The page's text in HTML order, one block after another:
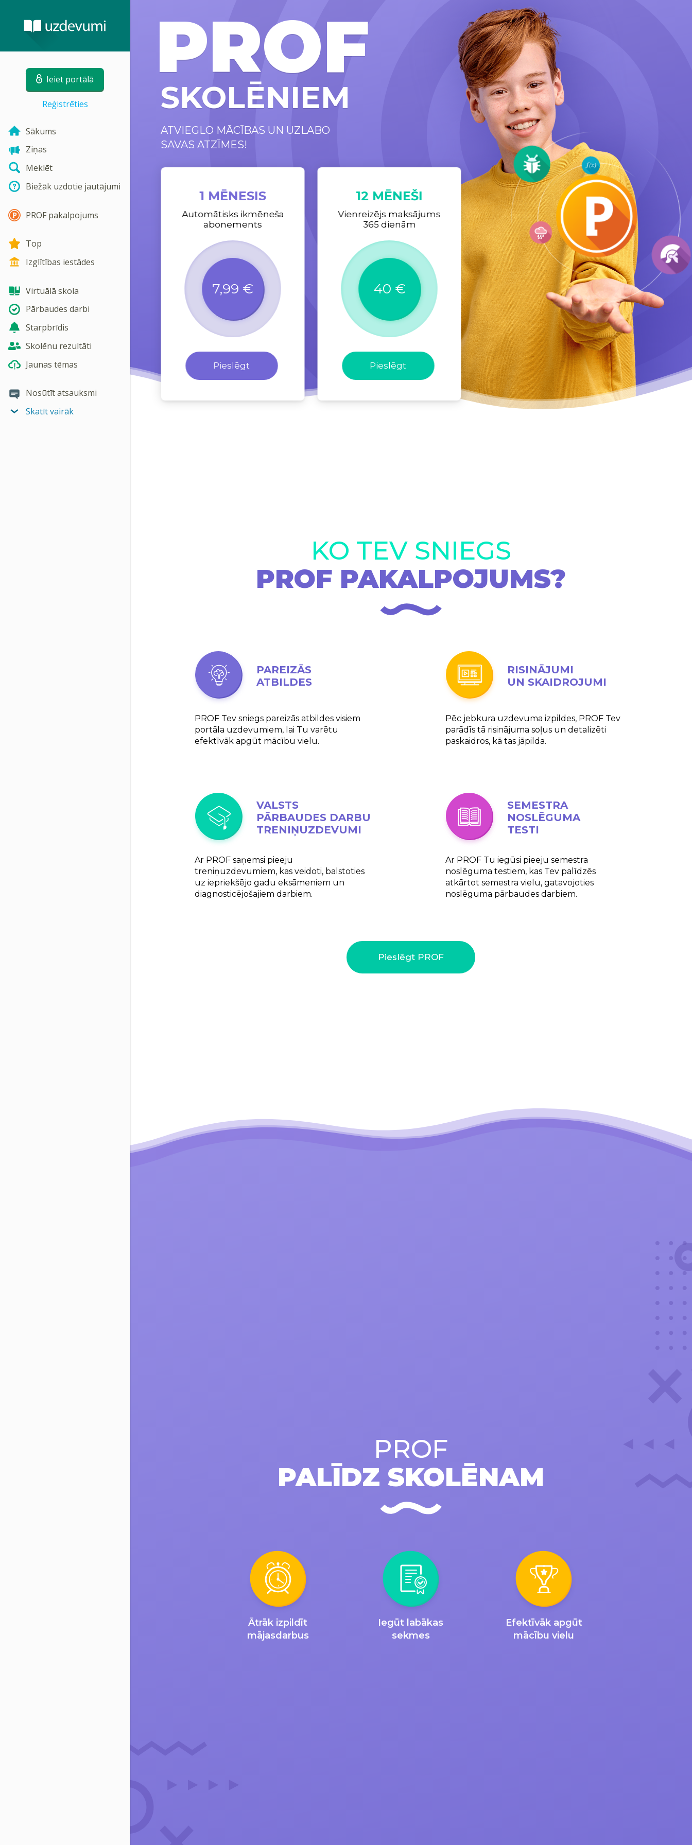
Ieiet portālā
Reģistrēties
Sākums
Ziņas
Meklēt
Biežāk uzdotie jautājumi
PROF pakalpojums
Top
Izglītības iestādes
Virtuālā skola
Pārbaudes darbi
Starpbrīdis
Skolēnu rezultāti
Jaunas tēmas
Nosūtīt atsauksmi
Skatīt vairāk
PROF
SKOLĒNIEM
ATVIEGLO MĀCĪBAS UN UZLABO
SAVAS ATZĪMES!
1 MĒNESIS
Automātisks ikmēneša
abonements
7,99 €
Pieslēgt
12 MĒNEŠI
Vienreizējs maksājums
365 dienām
40 €
Pieslēgt
KO TEV SNIEGS
PROF PAKALPOJUMS?
PAREIZĀS
ATBILDES
PROF Tev sniegs pareizās atbildes visiem
portāla uzdevumiem, lai Tu varētu
efektīvāk apgūt mācību vielu.
RISINĀJUMI
UN SKAIDROJUMI
Pēc jebkura uzdevuma izpildes, PROF Tev
parādīs tā risinājuma soļus un detalizēti
paskaidros, kā tas jāpilda.
VALSTS
PĀRBAUDES DARBU
TRENIŅUZDEVUMI
Ar PROF saņemsi pieeju
treniņuzdevumiem, kas veidoti, balstoties
uz iepriekšējo gadu eksāmeniem un
diagnosticējošajiem darbiem.
SEMESTRA
NOSLĒGUMA
TESTI
Ar PROF Tu iegūsi pieeju semestra
noslēguma testiem, kas Tev palīdzēs
atkārtot semestra vielu, gatavojoties
noslēguma pārbaudes darbiem.
Pieslēgt PROF
PROF
PALĪDZ SKOLĒNAM
Ātrāk izpildīt
mājasdarbus
Iegūt labākas
sekmes
Efektīvāk apgūt
mācību vielu